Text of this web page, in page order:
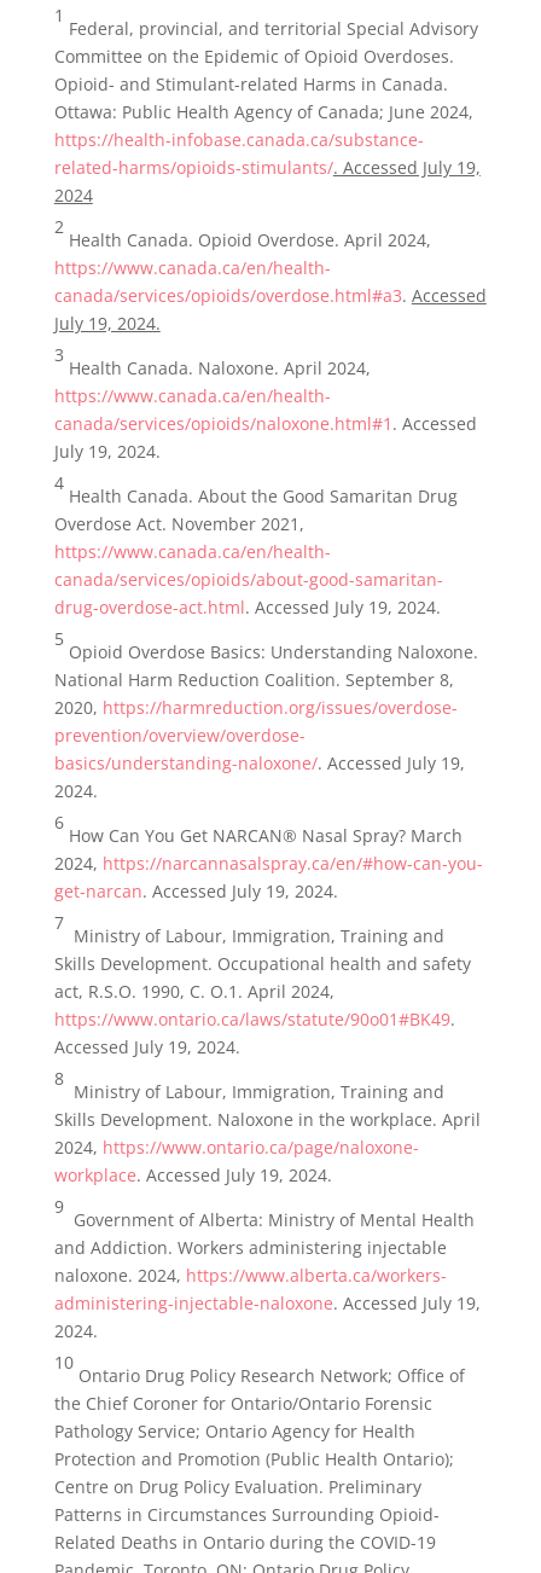
1
Federal, provincial, and territorial Special Advisory
Committee on the Epidemic of Opioid Overdoses.
Opioid- and Stimulant-related Harms in Canada.
Ottawa: Public Health Agency of Canada; June 2024,
https://health-infobase.canada.ca/substance-
related-harms/opioids-stimulants/. Accessed July 19,
2024
2
Health Canada. Opioid Overdose. April 2024,
https://www.canada.ca/en/health-
canada/services/opioids/overdose.html#a3. Accessed
July 19, 2024.
3
Health Canada. Naloxone. April 2024,
https://www.canada.ca/en/health-
canada/services/opioids/naloxone.html#1 . Accessed
July 19, 2024.
4
Health Canada. About the Good Samaritan Drug
Overdose Act. November 2021,
https://www.canada.ca/en/health-
canada/services/opioids/about-good-samaritan-
drug-overdose-act.html. Accessed July 19, 2024.
5
Opioid Overdose Basics: Understanding Naloxone.
National Harm Reduction Coalition. September 8,
2020, https://harmreduction.org/issues/overdose-
prevention/overview/overdose-
basics/understanding-naloxone/. Accessed July 19,
2024.
6
How Can You Get NARCAN® Nasal Spray? March
2024, https://narcannasalspray.ca/en/#how-can-you-
get-narcan. Accessed July 19, 2024.
7
Ministry of Labour, Immigration, Training and
Skills Development. Occupational health and safety
act, R.S.O. 1990, C. O.1. April 2024,
https://www.ontario.ca/laws/statute/90o01#BK49.
Accessed July 19, 2024.
8
Ministry of Labour, Immigration, Training and
Skills Development. Naloxone in the workplace. April
2024, https://www.ontario.ca/page/naloxone-
workplace. Accessed July 19, 2024.
9
Government of Alberta: Ministry of Mental Health
and Addiction. Workers administering injectable
naloxone. 2024, https://www.alberta.ca/workers-
administering-injectable-naloxone. Accessed July 19,
2024.
10
Ontario Drug Policy Research Network; Office of
the Chief Coroner for Ontario/Ontario Forensic
Pathology Service; Ontario Agency for Health
Protection and Promotion (Public Health Ontario);
Centre on Drug Policy Evaluation. Preliminary
Patterns in Circumstances Surrounding Opioid-
Related Deaths in Ontario during the COVID-19